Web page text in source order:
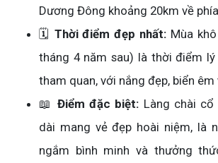
Dương Đông khoảng 20km về
🗓️ Thời điểm đẹp nhất: Mùa
tháng 4 năm sau) là thời điểm
tham quan, với nắng đẹp, biển êm
📖 Điểm đặc biệt: Làng chài cổ
dài mang vẻ đẹp hoài niệm, là
ngắm bình minh và thưởng